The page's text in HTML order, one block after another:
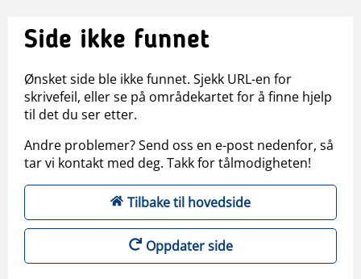
Side ikke funnet
Ønsket side ble ikke funnet. Sjekk URL-en for
skrivefeil, eller se på områdekartet for å finne hjelp
til det du ser etter.
Andre problemer? Send oss en e-post nedenfor, så
tar vi kontakt med deg. Takk for tålmodigheten!
Tilbake til hovedside
Oppdater side